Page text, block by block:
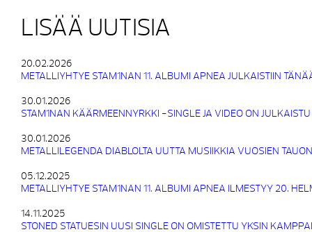
LISÄÄ UUTISIA
20.02.2026
METALLIYHTYE STAM1NAN 11. ALBUMI APNEA JULKAISTIIN
30.01.2026
STAM1NAN KÄÄRMEENNYRKKI -SINGLE JA VIDEO ON JULKAISTU
30.01.2026
METALLILEGENDA DIABLOLTA UUTTA MUSIIKKIA VUOSIEN
05.12.2025
METALLIYHTYE STAM1NAN 11. ALBUMI APNEA ILMESTYY 20.
14.11.2025
STONED STATUESIN UUSI SINGLE ON OMISTETTU YKSIN